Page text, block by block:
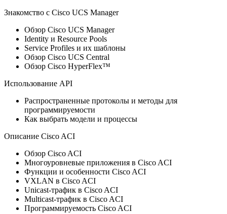
Знакомство с Cisco UCS Manager
Обзор Cisco UCS Manager
Identity и Resource Pools
Service Profiles и их шаблоны
Обзор Cisco UCS Central
Обзор Cisco HyperFlex™
Использование API
Распространенные протоколы и методы для
программируемости
Как выбрать модели и процессы
Описание Cisco ACI
Обзор Cisco ACI
Многоуровневые приложения в Cisco ACI
Функции и особенности Сisco ACI
VXLAN в Cisco ACI
Unicast-трафик в Cisco ACI
Multicast-трафик в Cisco ACI
Программируемость Cisco ACI